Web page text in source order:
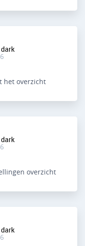
het overzicht
overzicht